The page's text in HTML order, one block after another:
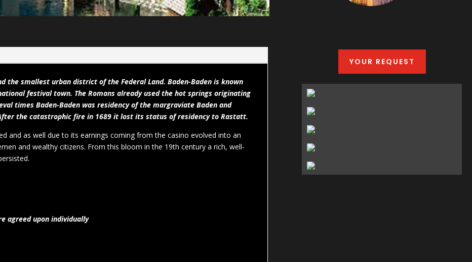
the smallest urban district of the Federal Land. Baden-Baden is known
festival town. The Romans already used the hot springs originating
times Baden-Baden was residency of the margraviate Baden and
the catastrophic fire in 1689 it lost its status of residency to Rastatt.
and as well due to its earnings coming from the casino evolved into an
and wealthy citizens. From this bloom in the 19th century a rich, well-
agreed upon individually
YOUR REQUEST